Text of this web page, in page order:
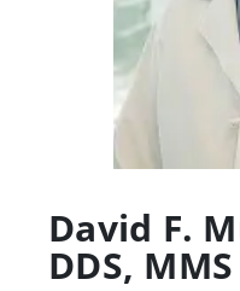
David F.
DDS, MMS